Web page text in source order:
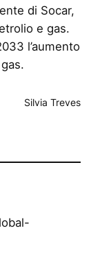
di Socar,
e gas.
l’aumento
Silvia Treves